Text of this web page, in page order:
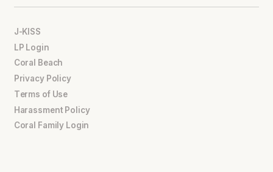
J-KISS
LP Login
Coral Beach
Privacy Policy
Terms of Use
Harassment Policy
Coral Family Login